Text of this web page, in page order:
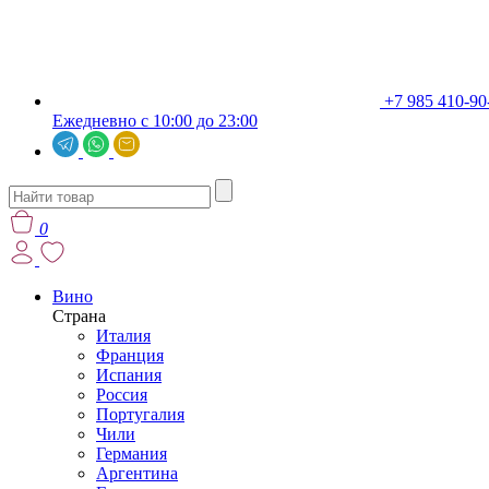
+7 985 410-
Ежедневно с 10:00 до 23:00
0
Вино
Страна
Италия
Франция
Испания
Россия
Португалия
Чили
Германия
Аргентина